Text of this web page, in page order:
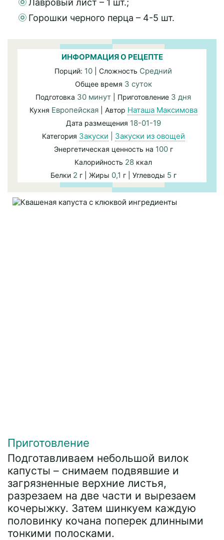
Лавровый лист – 1 шт.;
Горошки черного перца – 4-5 шт.
ИНФОРМАЦИЯ О РЕЦЕПТЕ
Порций: 10 | Сложность Средний
Общее время 3 суток
Подготовка 30 минут | Приготовление 3 дня
Кухня Европейская| Автор Наташа Максимова
Дата размещения 18-01-19
Категория Закуски Закуски из овощей
Энергетическая ценность на 100г
Калорийность 28 ккал
Белки 2 г | Жиры 0,1 г | Углеводы 5 г
Приготовление
Подготавливаем небольшой вилок
капусты – снимаем подвявшие и
загрязненные верхние листья,
разрезаем на две части и вырезаем
кочерыжку. Затем шинкуем каждую
половинку кочана поперек длинными
тонкими полосками.